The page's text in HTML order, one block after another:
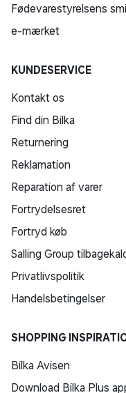
Fødevarestyrelsens
e-mærket
KUNDESERVICE
Kontakt os
Find din Bilka
Returnering
Reklamation
Reparation af varer
Fortrydelsesret
Fortryd køb
Salling Group
Privatlivspolitik
Handelsbetingelser
SHOPPING
Bilka Avisen
Download Bilka Plus